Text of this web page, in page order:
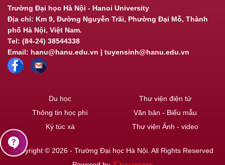
Trường Đại học Hà Nội - Hanoi University
Địa chỉ: Km 9, Đường Nguyễn Trãi, Phường Đại Mỗ, Thành
phố Hà Nội, Việt Nam.
Tel: (84-24) 38544338
Email: hanu@hanu.edu.vn | tuyensinh@hanu.edu.vn
Du học
Thông tin học phí
Ký túc xá
Thư viện điện tử
Văn bản - Biểu mẫu
Thư viện Ảnh - video
Copyright © 2026 - Trường Đại học Hà Nội. All Rights Reserved
contact_support